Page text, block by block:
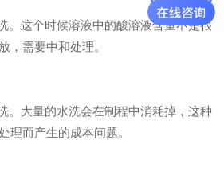
。这个时候溶液中的酸溶液含量不是很
，需要中和处理。
。大量的水洗会在制程中消耗掉，这种
理而产生的成本问题。